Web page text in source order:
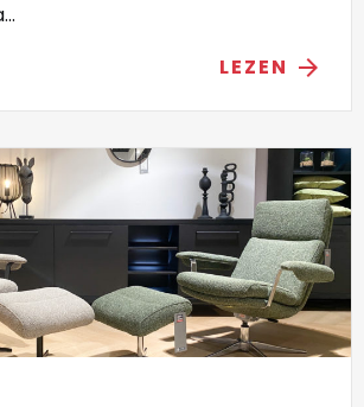
LEZEN arrow_forward